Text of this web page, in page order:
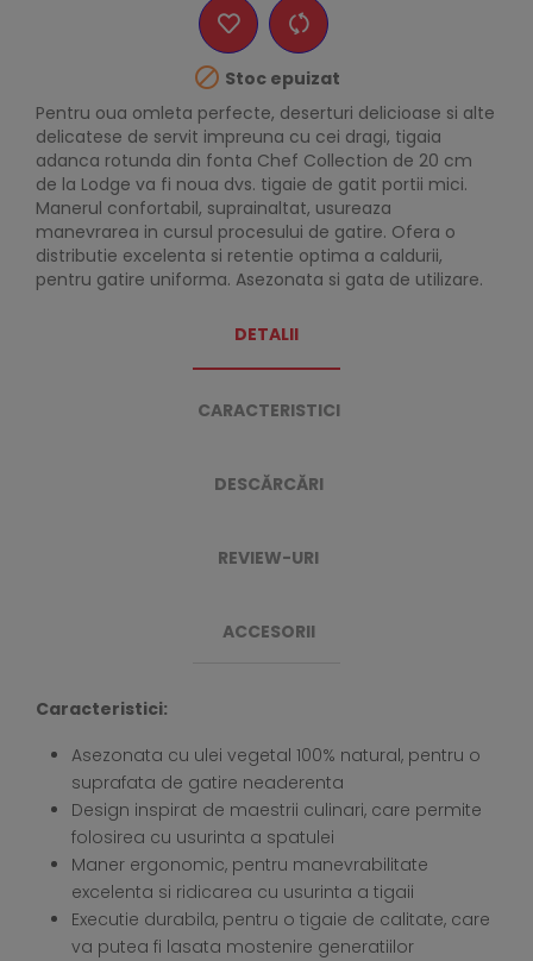
 Stoc epuizat
Pentru oua omleta perfecte, deserturi delicioase si alte
delicatese de servit impreuna cu cei dragi, tigaia
adanca rotunda din fonta Chef Collection de 20 cm
de la Lodge va fi noua dvs. tigaie de gatit portii mici.
Manerul confortabil, suprainaltat, usureaza
manevrarea in cursul procesului de gatire. Ofera o
distributie excelenta si retentie optima a caldurii,
pentru gatire uniforma. Asezonata si gata de utilizare.
DETALII
CARACTERISTICI
DESCĂRCĂRI
REVIEW-URI
ACCESORII
Caracteristici:
Asezonata cu ulei vegetal 100% natural, pentru o
suprafata de gatire neaderenta
Design inspirat de maestrii culinari, care permite
folosirea cu usurinta a spatulei
Maner ergonomic, pentru manevrabilitate
excelenta si ridicarea cu usurinta a tigaii
Executie durabila, pentru o tigaie de calitate, care
va putea fi lasata mostenire generatiilor